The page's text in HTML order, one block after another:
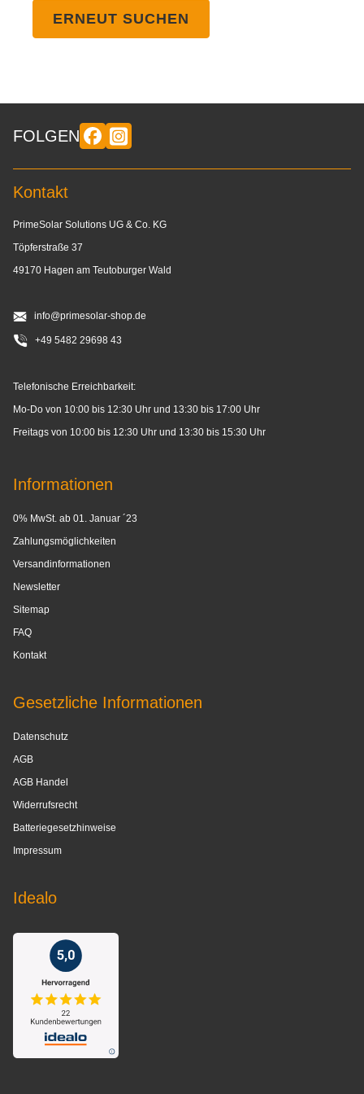
ERNEUT SUCHEN
FOLGEN
Kontakt
PrimeSolar Solutions UG & Co. KG
Töpferstraße 37
49170 Hagen am Teutoburger Wald
info@primesolar-shop.de
+49 5482 29698 43
Telefonische Erreichbarkeit:
Mo-Do von 10:00 bis 12:30 Uhr und 13:30 bis 17:00 Uhr
Freitags von 10:00 bis 12:30 Uhr und 13:30 bis 15:30 Uhr
Informationen
0% MwSt. ab 01. Januar ´23
Zahlungsmöglichkeiten
Versandinformationen
Newsletter
Sitemap
FAQ
Kontakt
Gesetzliche Informationen
Datenschutz
AGB
AGB Handel
Widerrufsrecht
Batteriegesetzhinweise
Impressum
Idealo